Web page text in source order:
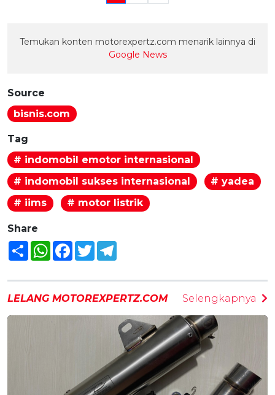
Temukan konten motorexpertz.com menarik lainnya di
Google News
Source
bisnis.com
Tag
# indomobil emotor internasional
# indomobil sukses internasional
# yadea
# iims
# motor listrik
Share
Share WhatsAppFacebook
Twitter
LELANG MOTOREXPERTZ.COM Selengkapnya